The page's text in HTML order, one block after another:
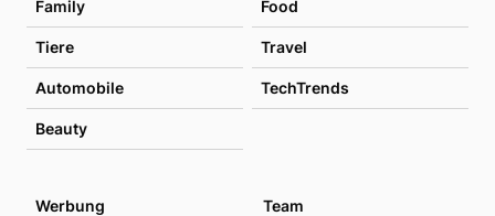
Family Food
Tiere Travel
Automobile TechTrends
Beauty
Werbung
Team